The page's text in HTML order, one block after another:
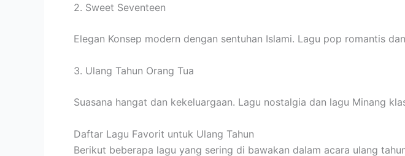
2. Sweet Seventeen
Elegan Konsep modern dengan sentuhan Islami. Lagu pop romantis
3. Ulang Tahun Orang Tua
Suasana hangat dan kekeluargaan. Lagu nostalgia dan lagu Minang
Daftar Lagu Favorit untuk Ulang Tahun
Berikut beberapa lagu yang sering di bawakan dalam acara ulang